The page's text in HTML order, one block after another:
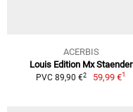
ACERBIS
Louis Edition Mx Staender
PVC 89,90 €2 59,99 €1